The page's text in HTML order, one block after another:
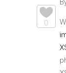
0